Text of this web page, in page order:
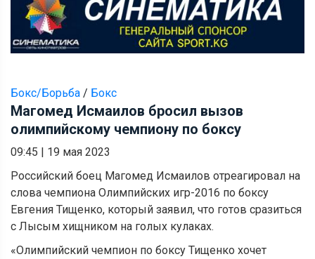
Бокс/Борьба / Бокс
Магомед Исмаилов бросил вызов
олимпийскому чемпиону по боксу
09:45 | 19 мая 2023
Российский боец Магомед Исмаилов отреагировал на
слова чемпиона Олимпийских игр-2016 по боксу
Евгения Тищенко, который заявил, что готов сразиться
с Лысым хищником на голых кулаках.
«Олимпийский чемпион по боксу Тищенко хочет